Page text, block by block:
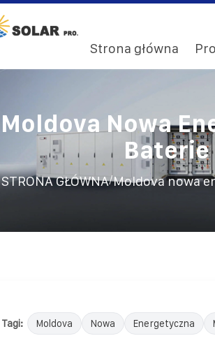
Strona główna
Moldova Nowa
Baterie
STRONA GŁÓWNA/Moldova nowa
Tagi: Moldova Nowa Energetyczna